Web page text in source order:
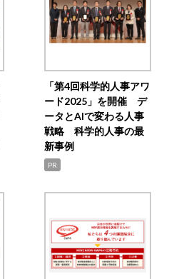
「第4回科学的人事アワ
ード2025」を開催 デ
ータとAIで変わる人事
戦略 科学的人事の最
新事例
PR